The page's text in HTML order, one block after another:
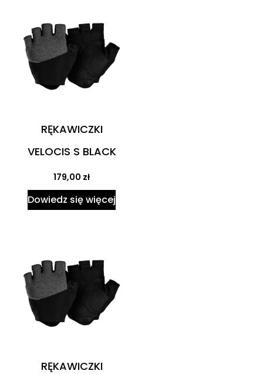
RĘKAWICZKI
VELOCIS S BLACK
179,00 zł
Dowiedz się więcej
RĘKAWICZKI